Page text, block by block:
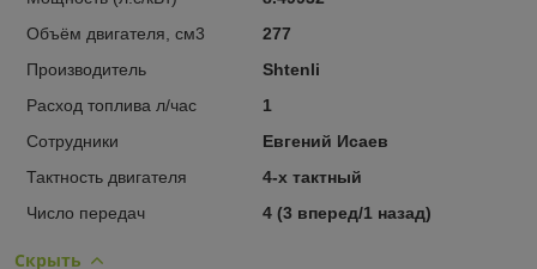
Объём двигателя, см3
277
Производитель
Shtenli
Расход топлива л/час
1
Сотрудники
Евгений Исаев
Тактность двигателя
4-х тактный
Число передач
4 (3 вперед/1 назад)
Скрыть